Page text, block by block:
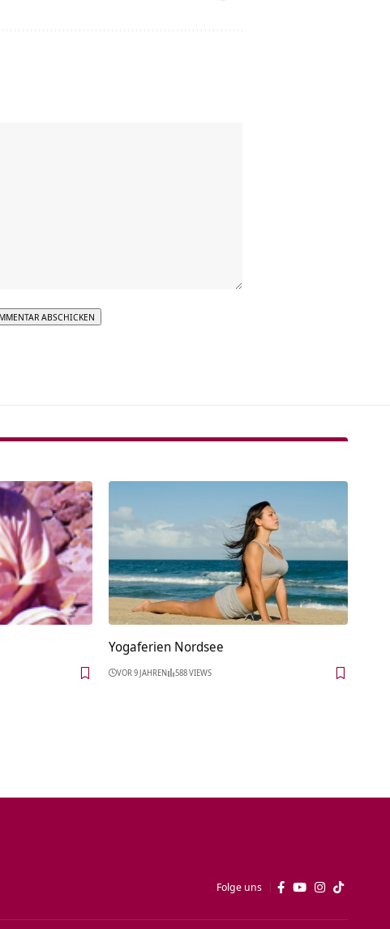
Yogaferien Nordsee
VOR 9 JAHREN 588 VIEWS
Folge uns